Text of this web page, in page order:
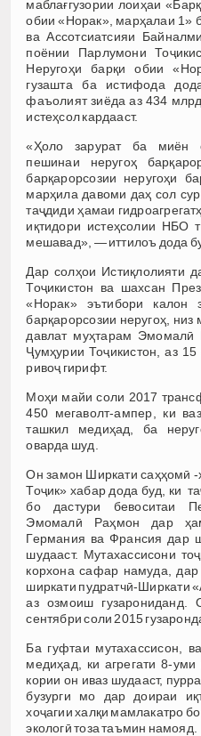
маблағгузории лоиҳаи
обии «Норак», марҳалаи 1»
ва Ассотсиатсияи
поёнии Парлумони
Неругоҳи барқи обии
гузашта ба истифода
фаъолият зиёда аз 434
истеҳсол кардааст.
«Ҳоло зарурат ба миён
пешинаи неругоҳ
барқарорсозии неругоҳи
марҳила давоми даҳ сол
таҷдиди ҳамаи
иқтидори истеҳсолии НБО
мешавад», — иттилоъ дода
Дар солҳои Истиқлолияти
Тоҷикистон ва шахсан
«Норак» эътибори калон
барқарорсозии неругоҳ,
давлат муҳтарам
Ҷумҳурии Тоҷикистон, аз
ривоҷ гирифт.
Моҳи майи соли 2017
450 мегаволт-ампер, ки
ташкил медиҳад, ба
оварда шуд.
Он замон Ширкати саҳҳомӣ
Тоҷик» хабар дода буд, ки
бо дастури бевоситаи
Эмомалӣ Раҳмон дар
Германия ва Франсия дар
шудааст. Мутахассисони
корхона сафар намуда, дар
ширкати пудратчӣ-Ширкати
аз озмоиш
сентябри соли 2015
Ба гуфтаи мутахассисон,
медиҳад, ки агрегати 8-уми
кории он иваз шудааст,
бузурги мо дар доираи
хоҷагии халқи мамлакатро
экологӣ тоза таъмин намояд.